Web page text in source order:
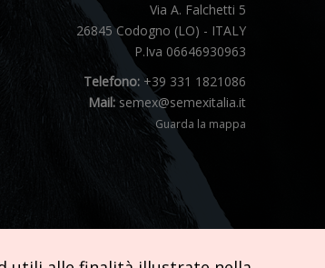
Via A. Falchetti 5
26845 Codogno (LO) - ITALY
P.Iva 06646930963
Telefono:+39 331 1821086
Mail: semex@semexitalia.it
Guarda la mappa